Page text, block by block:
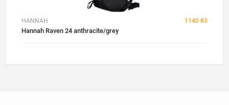
HANNAH 1140 Kč
Hannah Raven 24 anthracite/grey